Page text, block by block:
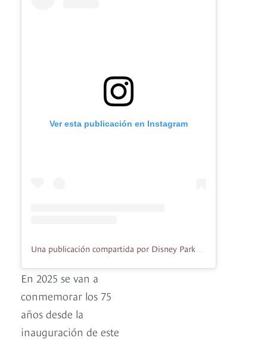
Ver esta publicación en Instagram
Una publicación compartida por Disney Parks (@disneyparks)
En 2025 se van a
conmemorar los 75
años desde la
inauguración de este